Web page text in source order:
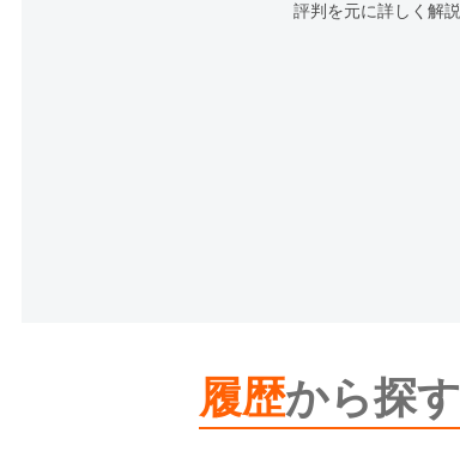
評判を元に詳しく解説
履歴から探す